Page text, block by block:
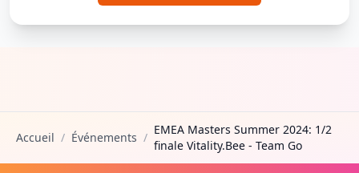
Accueil / Événements /
EMEA Masters Summer 2024: 1/2
finale Vitality.Bee - Team Go